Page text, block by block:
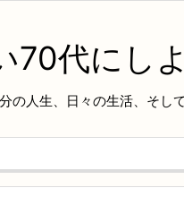
70代にし
の人生、日々の生活、そし